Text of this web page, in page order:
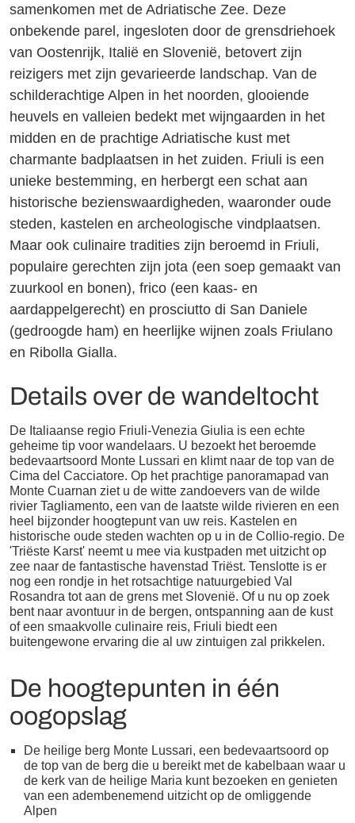
samenkomen met de Adriatische Zee. Deze
onbekende parel, ingesloten door de grensdriehoek
van Oostenrijk, Italië en Slovenië, betovert zijn
reizigers met zijn gevarieerde landschap. Van de
schilderachtige Alpen in het noorden, glooiende
heuvels en valleien bedekt met wijngaarden in het
midden en de prachtige Adriatische kust met
charmante badplaatsen in het zuiden. Friuli is een
unieke bestemming, en herbergt een schat aan
historische bezienswaardigheden, waaronder oude
steden, kastelen en archeologische vindplaatsen.
Maar ook culinaire tradities zijn beroemd in Friuli,
populaire gerechten zijn jota (een soep gemaakt van
zuurkool en bonen), frico (een kaas- en
aardappelgerecht) en prosciutto di San Daniele
(gedroogde ham) en heerlijke wijnen zoals Friulano
en Ribolla Gialla.
Details over de wandeltocht
De Italiaanse regio Friuli-Venezia Giulia is een echte
geheime tip voor wandelaars. U bezoekt het beroemde
bedevaartsoord Monte Lussari en klimt naar de top van de
Cima del Cacciatore. Op het prachtige panoramapad van
Monte Cuarnan ziet u de witte zandoevers van de wilde
rivier Tagliamento, een van de laatste wilde rivieren en een
heel bijzonder hoogtepunt van uw reis. Kastelen en
historische oude steden wachten op u in de Collio-regio. De
'Triëste Karst' neemt u mee via kustpaden met uitzicht op
zee naar de fantastische havenstad Triëst. Tenslotte is er
nog een rondje in het rotsachtige natuurgebied Val
Rosandra tot aan de grens met Slovenië. Of u nu op zoek
bent naar avontuur in de bergen, ontspanning aan de kust
of een smaakvolle culinaire reis, Friuli biedt een
buitengewone ervaring die al uw zintuigen zal prikkelen.
De hoogtepunten in één
oogopslag
De heilige berg Monte Lussari, een bedevaartsoord op
de top van de berg die u bereikt met de kabelbaan waar u
de kerk van de heilige Maria kunt bezoeken en genieten
van een adembenemend uitzicht op de omliggende
Alpen